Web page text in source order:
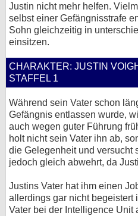
Justin nicht mehr helfen.
selbst einer Gefängnisstrafe
Sohn gleichzeitig in
einsitzen.
CHARAKTER: JUSTIN
STAFFEL 1
Während sein Vater schon
Gefängnis entlassen wurde,
auch wegen guter Führung
holt nicht sein Vater ihn ab,
die Gelegenheit und versucht
jedoch gleich abwehrt, da
Justins Vater hat ihm einen
allerdings gar nicht begeistert
Vater bei der Intelligence Unit